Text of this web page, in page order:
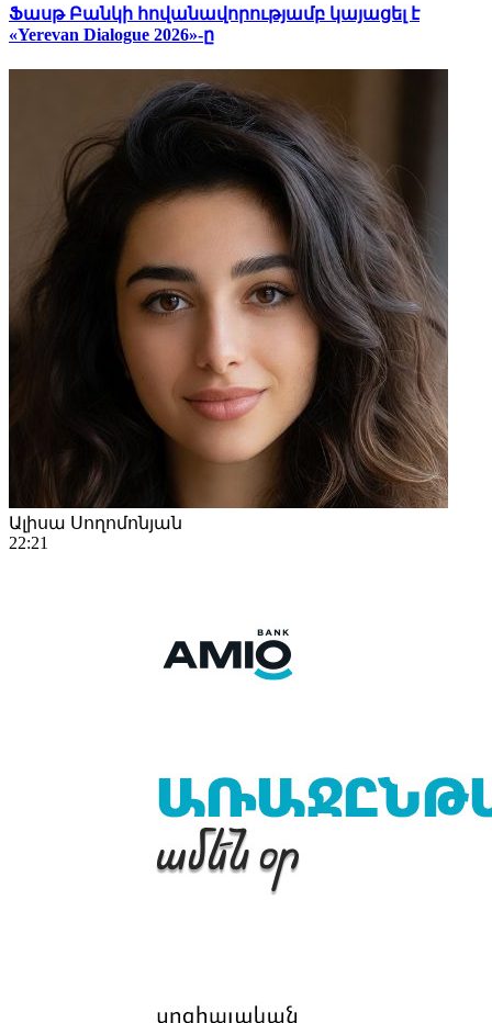
Ֆասթ Բանկի հովանավորությամբ կայացել է
«Yerevan Dialogue 2026»-ը
Ալիսա Սողոմոնյան
22:21